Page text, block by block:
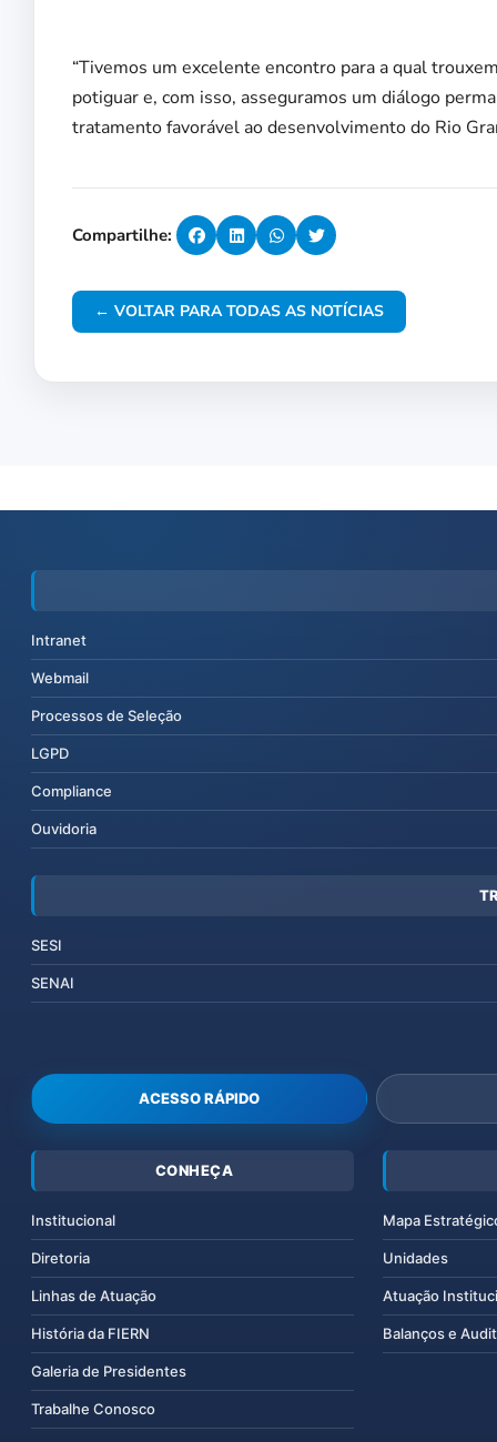
“Tivemos um excelente encontro para a qual
potiguar e, com isso, asseguramos um diálogo
tratamento favorável ao desenvolvimento do Rio
Compartilhe:
← VOLTAR PARA TODAS AS NOTÍCIAS
Intranet
Webmail
Processos de Seleção
LGPD
Compliance
Ouvidoria
SESI
SENAI
ACESSO RÁPIDO
CONHEÇA
Institucional
Diretoria
Linhas de Atuação
História da FIERN
Galeria de Presidentes
Trabalhe Conosco
Mapa
Unidades
Atuação
Balanços e